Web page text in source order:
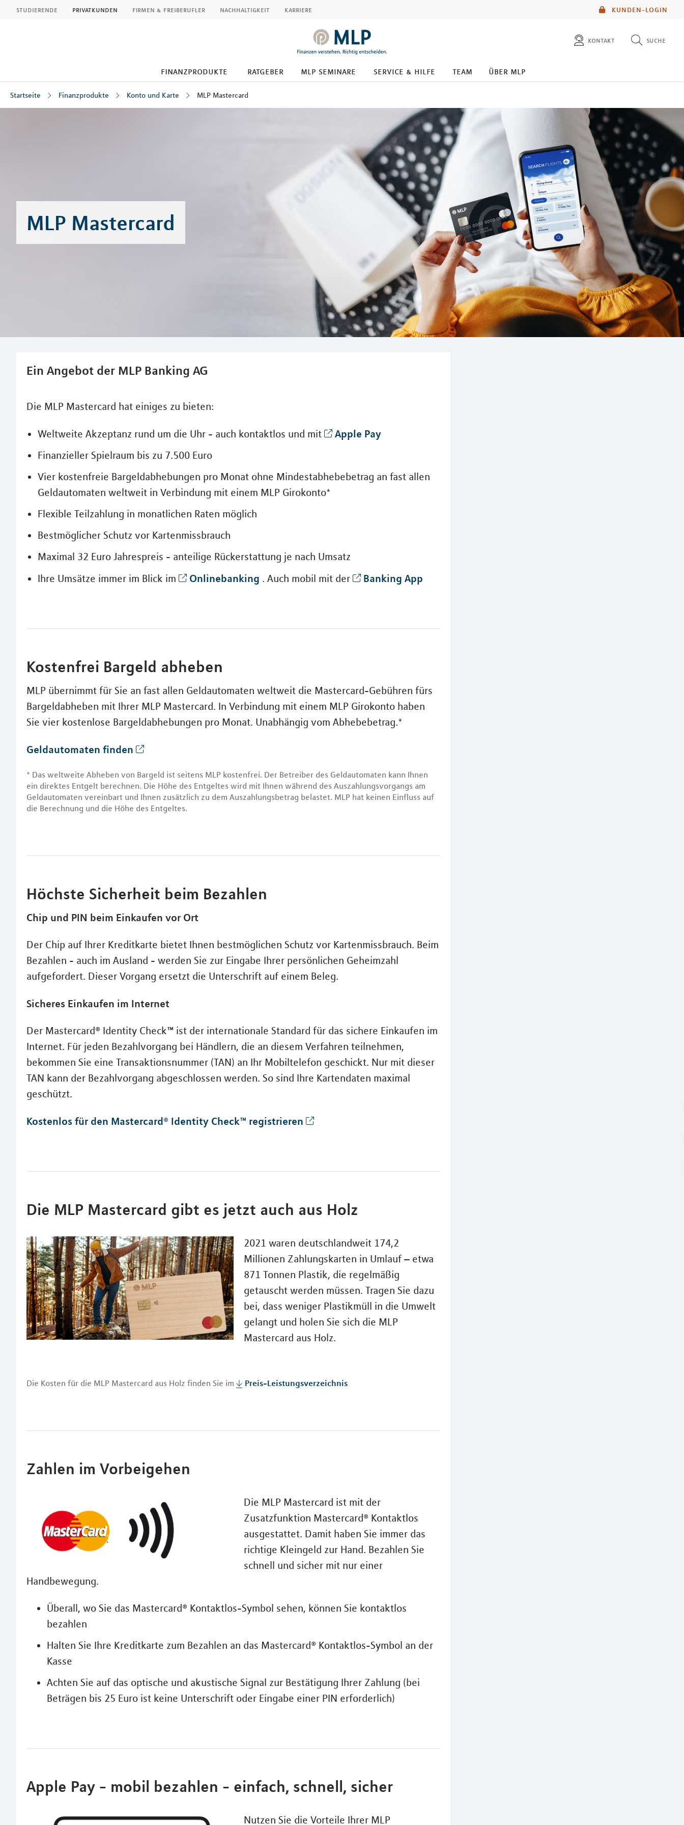
KUNDEN-LOGIN
studierende privatkunden firmen & freiberufler nachhaltigkeit karriere
kontakt suche
finanzprodukte ratgeber mlp seminare service & hilfe team über mlp
Startseite Finanzprodukte Konto und Karte MLP Mastercard
MLP Mastercard
Ein Angebot der MLP Banking AG
Die MLP Mastercard hat einiges zu bieten:
Weltweite Akzeptanz rund um die Uhr - auch kontaktlos und mit Apple Pay
Finanzieller Spielraum bis zu 7.500 Euro
Vier kostenfreie Bargeldabhebungen pro Monat ohne Mindestabhebebetrag an fast allen
Geldautomaten weltweit in Verbindung mit einem MLP Girokonto*
Flexible Teilzahlung in monatlichen Raten möglich
Bestmöglicher Schutz vor Kartenmissbrauch
Maximal 32 Euro Jahrespreis - anteilige Rückerstattung je nach Umsatz
Ihre Umsätze immer im Blick im
Onlinebanking . Auch mobil mit der Banking App
Kostenfrei Bargeld abheben
MLP übernimmt für Sie an fast allen Geldautomaten weltweit die Mastercard-Gebühren fürs
Bargeldabheben mit Ihrer MLP Mastercard. In Verbindung mit einem MLP Girokonto haben
Sie vier kostenlose Bargeldabhebungen pro Monat. Unabhängig vom Abhebebetrag.*
Geldautomaten finden
* Das weltweite Abheben von Bargeld ist seitens MLP kostenfrei. Der Betreiber des Geldautomaten kann Ihnen
ein direktes Entgelt berechnen. Die Höhe des Entgeltes wird mit Ihnen während des Auszahlungsvorgangs am
Geldautomaten vereinbart und Ihnen zusätzlich zu dem Auszahlungsbetrag belastet. MLP hat keinen Einfluss auf
die Berechnung und die Höhe des Entgeltes.
Höchste Sicherheit beim Bezahlen
Chip und PIN beim Einkaufen vor Ort
Der Chip auf Ihrer Kreditkarte bietet Ihnen bestmöglichen Schutz vor Kartenmissbrauch. Beim
Bezahlen - auch im Ausland - werden Sie zur Eingabe Ihrer persönlichen Geheimzahl
aufgefordert. Dieser Vorgang ersetzt die Unterschrift auf einem Beleg.
Sicheres Einkaufen im Internet
Der Mastercard® Identity Check™ ist der internationale Standard für das sichere Einkaufen im
Internet. Für jeden Bezahlvorgang bei Händlern, die an diesem Verfahren teilnehmen,
bekommen Sie eine Transaktionsnummer (TAN) an Ihr Mobiltelefon geschickt. Nur mit dieser
TAN kann der Bezahlvorgang abgeschlossen werden. So sind Ihre Kartendaten maximal
geschützt.
Kostenlos für den Mastercard® Identity Check™ registrieren
Die MLP Mastercard gibt es jetzt auch aus Holz
2021 waren deutschlandweit 174,2
Millionen Zahlungskarten in Umlauf – etwa
871 Tonnen Plastik, die regelmäßig
getauscht werden müssen. Tragen Sie dazu
bei, dass weniger Plastikmüll in die Umwelt
gelangt und holen Sie sich die MLP
Mastercard aus Holz.
Die Kosten für die MLP Mastercard aus Holz finden Sie im Preis-Leistungsverzeichnis
Zahlen im Vorbeigehen
Die MLP Mastercard ist mit der
Zusatzfunktion Mastercard® Kontaktlos
ausgestattet. Damit haben Sie immer das
richtige Kleingeld zur Hand. Bezahlen Sie
schnell und sicher mit nur einer
Handbewegung.
Überall, wo Sie das Mastercard® Kontaktlos-Symbol sehen, können Sie kontaktlos
bezahlen
Halten Sie Ihre Kreditkarte zum Bezahlen an das Mastercard® Kontaktlos-Symbol an der
Kasse
Achten Sie auf das optische und akustische Signal zur Bestätigung Ihrer Zahlung (bei
Beträgen bis 25 Euro ist keine Unterschrift oder Eingabe einer PIN erforderlich)
Apple Pay - mobil bezahlen - einfach, schnell, sicher
Nutzen Sie die Vorteile Ihrer MLP